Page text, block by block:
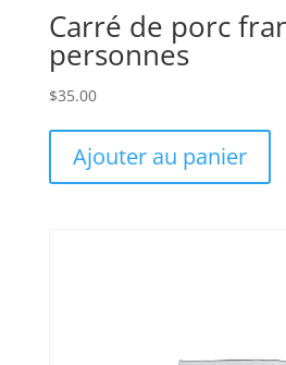
Carré de porc
personnes
$35.00
Ajouter au panier